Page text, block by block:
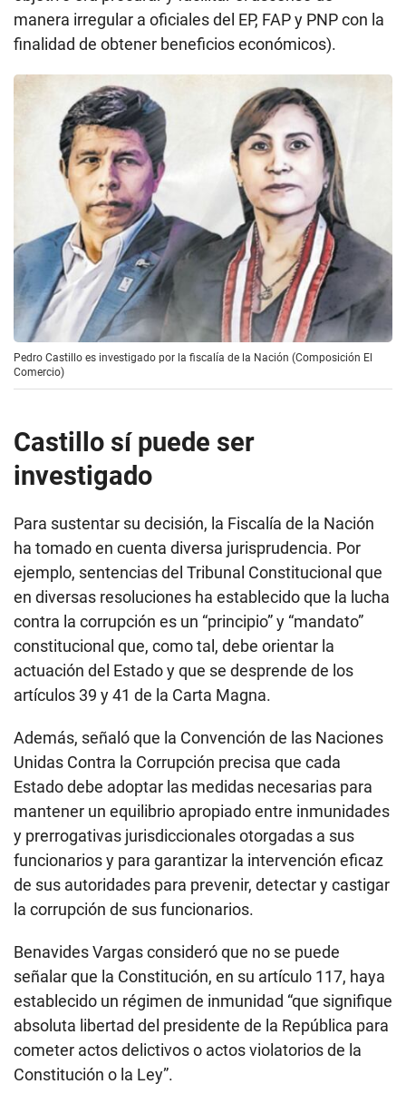
objetivo era procurar y facilitar el ascenso de
manera irregular a oficiales del EP, FAP y PNP con la
finalidad de obtener beneficios económicos).
Pedro Castillo es investigado por la fiscalía de la Nación (Composición El
Castillo sí puede ser
Para sustentar su decisión, la Fiscalía de la Nación
ha tomado en cuenta diversa jurisprudencia. Por
ejemplo, sentencias del Tribunal Constitucional que
en diversas resoluciones ha establecido que la lucha
contra la corrupción es un “principio” y “mandato”
constitucional que, como tal, debe orientar la
actuación del Estado y que se desprende de los
Además, señaló que la Convención de las Naciones
Unidas Contra la Corrupción precisa que cada
Estado debe adoptar las medidas necesarias para
mantener un equilibrio apropiado entre inmunidades
y prerrogativas jurisdiccionales otorgadas a sus
funcionarios y para garantizar la intervención eficaz
de sus autoridades para prevenir, detectar y castigar
Benavides Vargas consideró que no se puede
señalar que la Constitución, en su artículo 117, haya
establecido un régimen de inmunidad “que signifique
absoluta libertad del presidente de la República para
cometer actos delictivos o actos violatorios de la